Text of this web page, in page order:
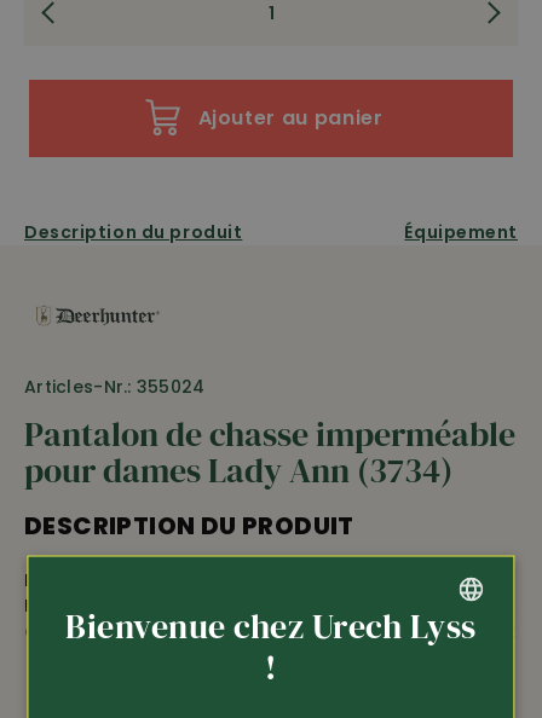
Ajouter au panier
Description du produit Équipement
Articles-Nr.: 355024
Pantalon de chasse imperméable
pour dames Lady Ann (3734)
DESCRIPTION DU PRODUIT
Pantalon de chasse
100% imperméable
Lady Ann
applications en stretch
quadri-extensiblepour plus de liberté de mouvement
• coupe féminine • robuste
et élastique, ultra confortable • ceinture avec
GERMAN
Bienvenue chez Urech Lyss
!